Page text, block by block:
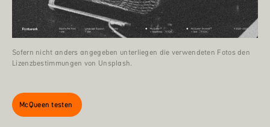
Sofern nicht anders angegeben unterliegen die verwendeten Fotos den
Lizenzbestimmungen von Unsplash.
McQueen testen